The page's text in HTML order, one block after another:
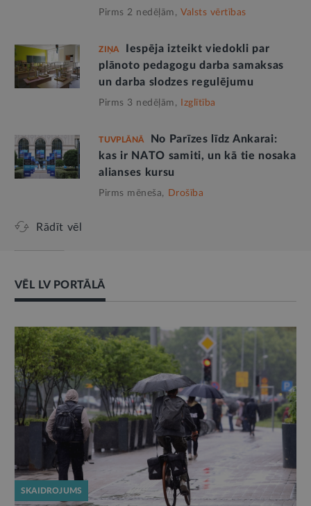
Pirms 2 nedēļām, Valsts vērtības
ZIŅA
Iespēja izteikt viedokli par
plānoto pedagogu darba samaksas
un darba slodzes regulējumu
Pirms 3 nedēļām, Izglītība
TUVPLĀNĀ
No Parīzes līdz Ankarai:
kas ir NATO samiti, un kā tie nosaka
alianses kursu
Pirms mēneša, Drošība
Rādīt vēl
VĒL LV PORTĀLĀ
SKAIDROJUMS